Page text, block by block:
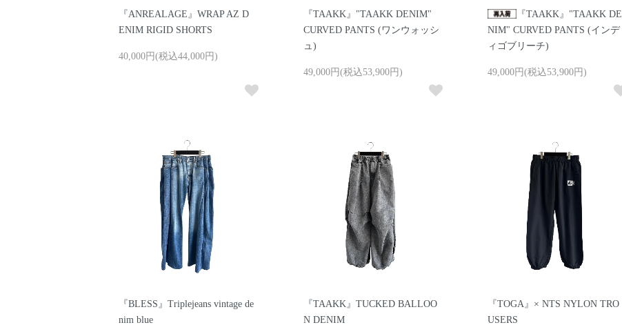
『ANREALAGE』WRAP AZ D
ENIM RIGID SHORTS
40,000円(税込44,000円)
『TAAKK』"TAAKK DENIM"
CURVED PANTS (ワンウォッシ
ュ)
49,000円(税込53,900円)
『TAAKK』"TAAKK DE
NIM" CURVED PANTS (インデ
ィゴブリーチ)
49,000円(税込53,900円)
『BLESS』Triplejeans vintage de
nim blue
『TAAKK』TUCKED BALLOO
N DENIM
『TOGA』× NTS NYLON TRO
USERS